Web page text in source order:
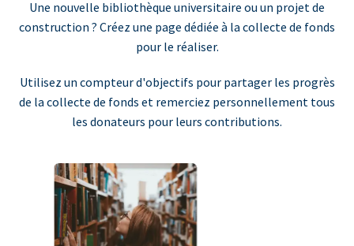
Une nouvelle bibliothèque universitaire ou un projet de
construction ? Créez une page dédiée à la collecte de fonds
pour le réaliser.
Utilisez un compteur d'objectifs pour partager les progrès
de la collecte de fonds et remerciez personnellement tous
les donateurs pour leurs contributions.